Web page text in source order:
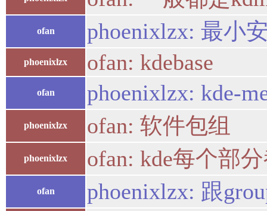
ofan phoenixlzx: 最小
phoenixlzx ofan: kdebase
ofan phoenixlzx: kde-
phoenixlzx ofan: 软件包组
phoenixlzx ofan: kde每个部
ofan phoenixlzx: 跟